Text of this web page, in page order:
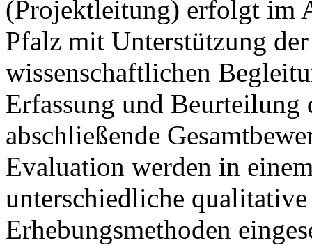
(Projektleitung) erfolgt im
Pfalz mit Unterstützung
wissenschaftlichen
Erfassung und Beurteilung
abschließende
Evaluation werden in
unterschiedliche
Erhebungsmethoden